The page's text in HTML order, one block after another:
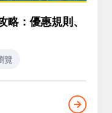
：優惠規則、
覽